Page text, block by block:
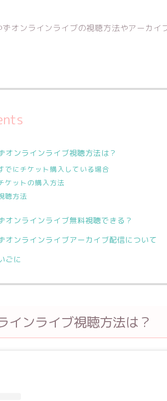
オンラインライブの視聴方法やアーカイ
オンラインライブ視聴方法は？
でにチケット購入している場合
ケットの購入方法
聴方法
オンラインライブ無料視聴できる？
オンラインライブアーカイブ配信について
ごに
インライブ視聴方法は？